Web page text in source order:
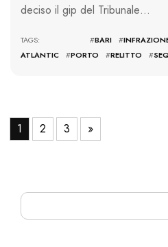
deciso il gip del Tribunale…
TAGS: #BARI #
ATLANTIC
#PORTO #RELITTO #
1 2 3 »